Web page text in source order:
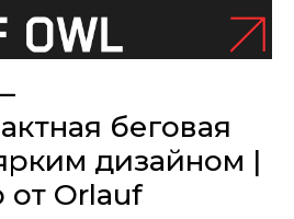
беговая
дизайном |
от Orlauf